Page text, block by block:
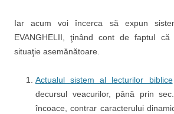
Iar acum voi încerca să expun
EVANGHELII, ţinând cont de faptul
situaţie asemănătoare.
Actualul sistem al lecturilor biblice
decursul veacurilor, până prin
încoace, contrar caracterului